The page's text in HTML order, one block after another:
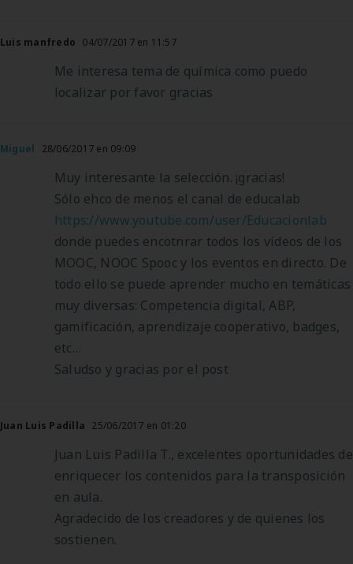
Luis manfredo 04/07/2017 en 11:57
Me interesa tema de química como puedo
localizar por favor gracias
Miguel 28/06/2017 en 09:09
Muy interesante la selección. ¡gracias!
Sólo ehco de menos el canal de educalab
https://www.youtube.com/user/Educacionlab
donde puedes encotnrar todos los vídeos de los
MOOC, NOOC Spooc y los eventos en directo. De
todo ello se puede aprender mucho en temáticas
muy diversas: Competencia digital, ABP,
gamificación, aprendizaje cooperativo, badges,
etc…
Saludso y gracias por el post
Juan Luis Padilla 25/06/2017 en 01:20
Juan Luis Padilla T., excelentes oportunidades de
enriquecer los contenidos para la transposición
en aula.
Agradecido de los creadores y de quienes los
sostienen.